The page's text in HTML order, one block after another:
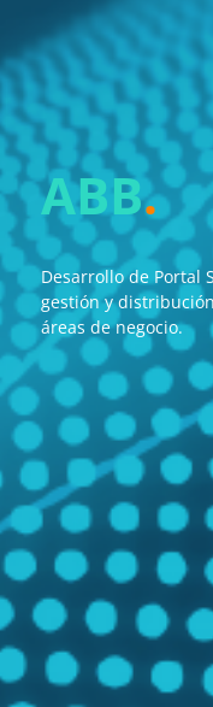
ABB.
Desarrollo de Portal
gestión y
áreas de negocio.